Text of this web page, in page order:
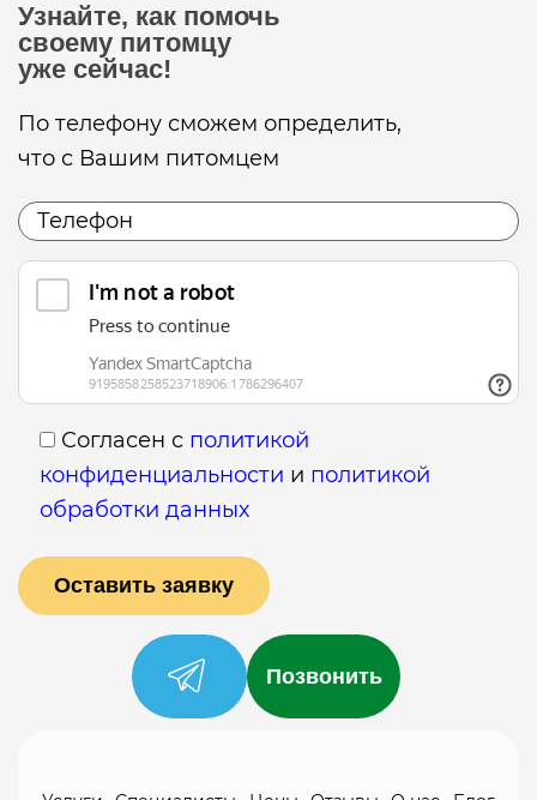
Узнайте, как помочь
своему питомцу
уже сейчас!
По телефону сможем определить,
что с Вашим питомцем
Согласен с политикой
конфиденциальности и политикой
обработки данных
Позвонить